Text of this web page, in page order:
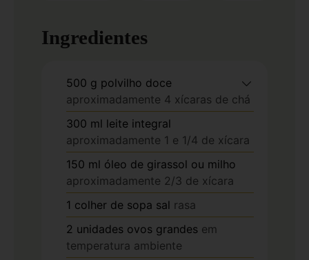
Ingredientes
500 g polvilho doce
aproximadamente 4 xícaras de chá
300 ml leite integral
aproximadamente 1 e 1/4 de xícara
150 ml óleo de girassol ou milho
aproximadamente 2/3 de xícara
1 colher de sopa sal rasa
2 unidades ovos grandes em
temperatura ambiente